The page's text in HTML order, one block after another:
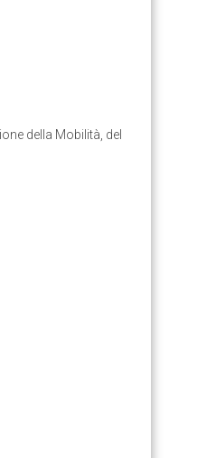
della Mobilità, del